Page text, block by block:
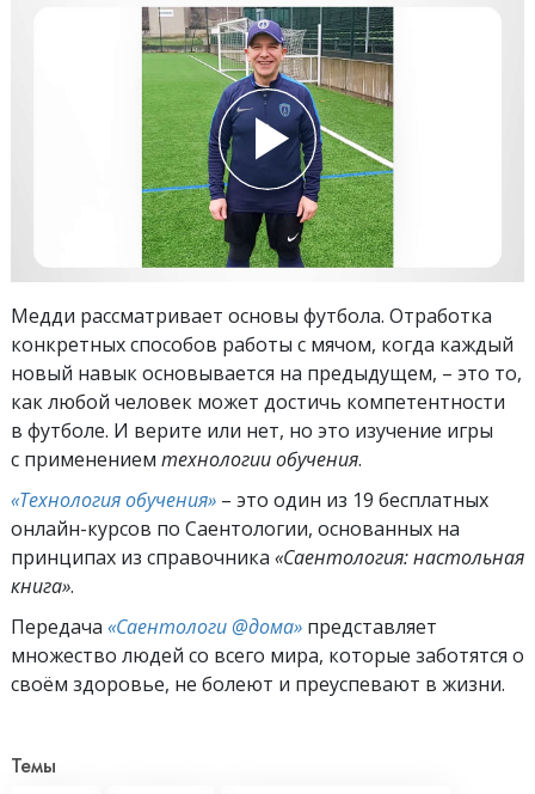
Медди рассматривает основы футбола. Отработка
конкретных способов работы с мячом, когда каждый
новый навык основывается на предыдущем, – это то,
как любой человек может достичь компетентности
в футболе. И верите или нет, но это изучение игры
с применением технологии обучения.
«Технология обучения» – это один из 19 бесплатных
онлайн-курсов по Саентологии, основанных на
принципах из справочника «Саентология: настольная
книга».
Передача «Саентологи @дома» представляет
множество людей со всего мира, которые заботятся о
своём здоровье, не болеют и преуспевают в жизни.
Темы